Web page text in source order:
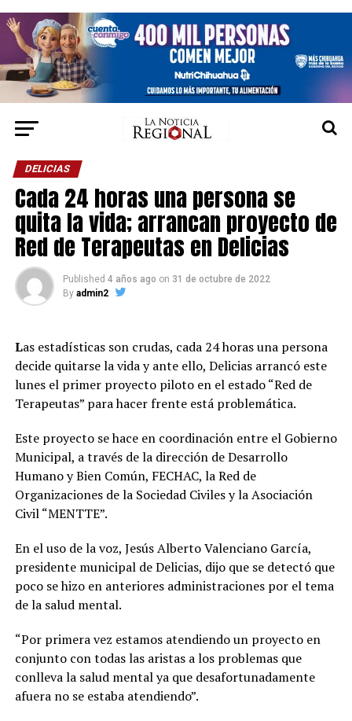
DELICIAS
Cada 24 horas una persona se
quita la vida; arrancan proyecto de
Red de Terapeutas en Delicias
Published 4 años ago on 31 de octubre de 2022
By admin2
Las estadísticas son crudas, cada 24 horas una persona
decide quitarse la vida y ante ello, Delicias arrancó este
lunes el primer proyecto piloto en el estado “Red de
Terapeutas” para hacer frente está problemática.
Este proyecto se hace en coordinación entre el Gobierno
Municipal, a través de la dirección de Desarrollo
Humano y Bien Común, FECHAC, la Red de
Organizaciones de la Sociedad Civiles y la Asociación
Civil “MENTTE”.
En el uso de la voz, Jesús Alberto Valenciano García,
presidente municipal de Delicias, dijo que se detectó que
poco se hizo en anteriores administraciones por el tema
de la salud mental.
“Por primera vez estamos atendiendo un proyecto en
conjunto con todas las aristas a los problemas que
conlleva la salud mental ya que desafortunadamente
afuera no se estaba atendiendo”.